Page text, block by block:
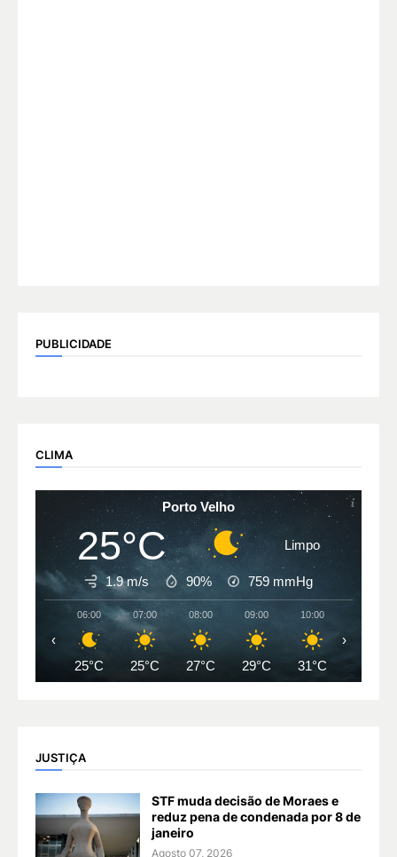
PUBLICIDADE
CLIMA
Porto Velho
25°C Limpo
1.9 m/s 90% 759 mmHg
06:00
25°C
07:00
25°C
08:00
27°C
09:00
29°C
10:00
31°C
‹ ›
JUSTIÇA
STF muda decisão de Moraes e
reduz pena de condenada por 8 de
janeiro
Agosto 07, 2026